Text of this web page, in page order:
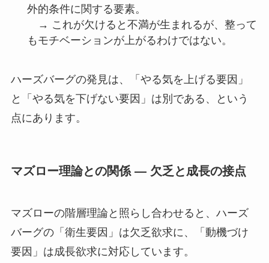
外的条件に関する要素。
→ これが欠けると不満が生まれるが、整って
もモチベーションが上がるわけではない。
ハーズバーグの発見は、「やる気を上げる要因」
と「やる気を下げない要因」は別である、という
点にあります。
マズロー理論との関係 ― 欠乏と成長の接点
マズローの階層理論と照らし合わせると、ハーズ
バーグの「衛生要因」は欠乏欲求に、「動機づけ
要因」は成長欲求に対応しています。